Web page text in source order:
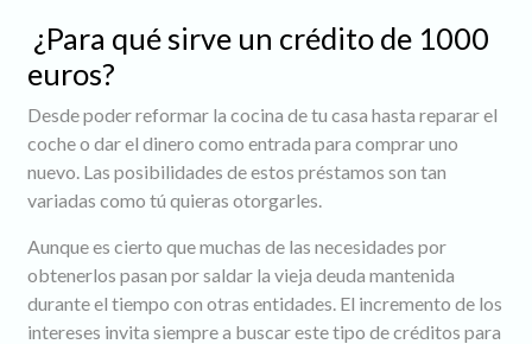
¿Para qué sirve un crédito de 1000
euros?
Desde poder reformar la cocina de tu casa hasta reparar el
coche o dar el dinero como entrada para comprar uno
nuevo. Las posibilidades de estos préstamos son tan
variadas como tú quieras otorgarles.
Aunque es cierto que muchas de las necesidades por
obtenerlos pasan por saldar la vieja deuda mantenida
durante el tiempo con otras entidades. El incremento de los
intereses invita siempre a buscar este tipo de créditos para